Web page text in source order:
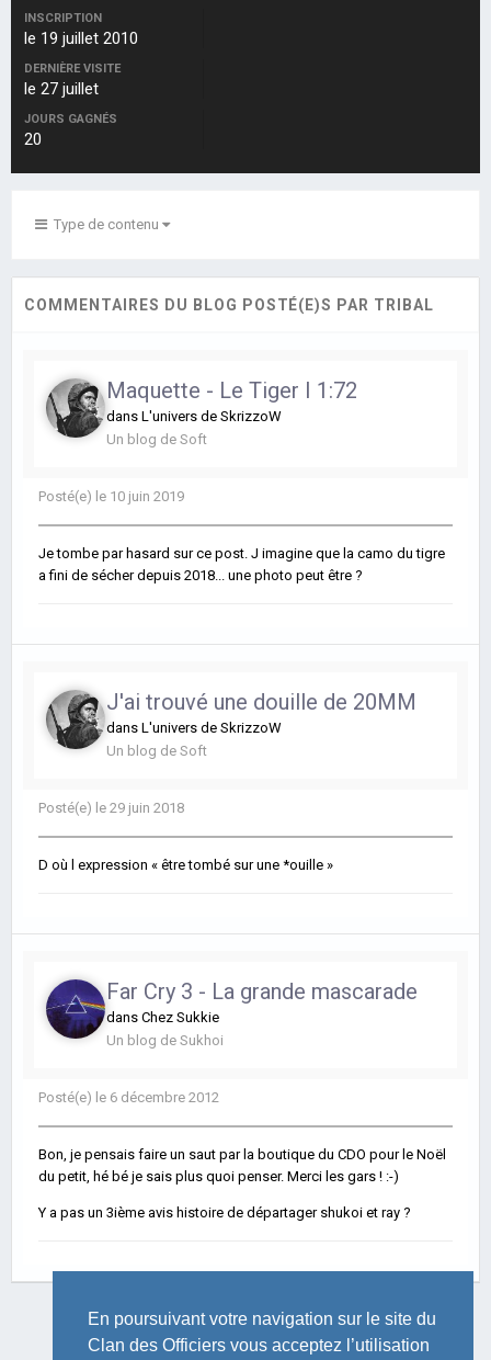
En poursuivant votre navigation sur le site du
Clan des Officiers vous acceptez l’utilisation
INSCRIPTION
le 19 juillet 2010
DERNIÈRE VISITE
le 27 juillet
JOURS GAGNÉS
20
Type de contenu
COMMENTAIRES DU BLOG POSTÉ(E)S PAR TRIBAL
Maquette - Le Tiger I 1:72
dans L'univers de SkrizzoW
Un blog de Soft
Posté(e) le 10 juin 2019
Je tombe par hasard sur ce post. J imagine que la camo du tigre
a fini de sécher depuis 2018... une photo peut être ?
J'ai trouvé une douille de 20MM
dans L'univers de SkrizzoW
Un blog de Soft
Posté(e) le 29 juin 2018
D où l expression « être tombé sur une *ouille »
Far Cry 3 - La grande mascarade
dans Chez Sukkie
Un blog de Sukhoi
Posté(e) le 6 décembre 2012
Bon, je pensais faire un saut par la boutique du CDO pour le Noël
du petit, hé bé je sais plus quoi penser. Merci les gars ! :-)
Y a pas un 3ième avis histoire de départager shukoi et ray ?